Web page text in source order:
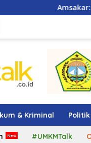
Penataan
& Kriminal Politik
#UMKMTalk